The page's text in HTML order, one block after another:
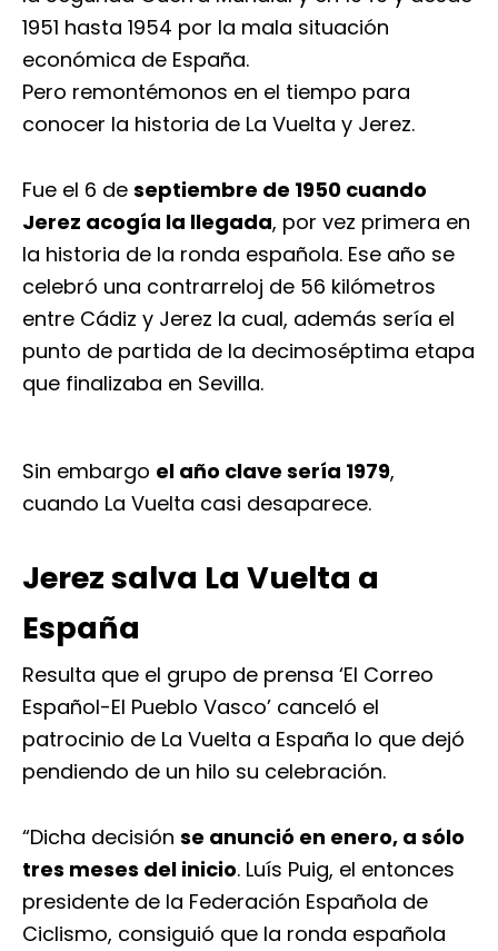
1951 hasta 1954 por la mala situación
económica de España.
Pero remontémonos en el tiempo para
conocer la historia de La Vuelta y Jerez.
Fue el 6 de septiembre de 1950 cuando
Jerez acogía la llegada, por vez primera en
la historia de la ronda española. Ese año se
celebró una contrarreloj de 56 kilómetros
entre Cádiz y Jerez la cual, además sería el
punto de partida de la decimoséptima etapa
que finalizaba en Sevilla.
Sin embargo el año clave sería 1979,
cuando La Vuelta casi desaparece.
Jerez salva La Vuelta a
España
Resulta que el grupo de prensa ‘El Correo
Español-El Pueblo Vasco’ canceló el
patrocinio de La Vuelta a España lo que dejó
pendiendo de un hilo su celebración.
“Dicha decisión se anunció en enero, a sólo
tres meses del inicio. Luís Puig, el entonces
presidente de la Federación Española de
Ciclismo, consiguió que la ronda española